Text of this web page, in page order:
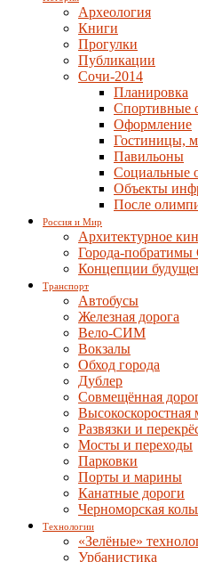
Археология
Книги
Прогулки
Публикации
Сочи-2014
Планировка
Спортивные
Оформление
Гостиницы,
Павильоны
Социальные
Объекты
После
Россия и Мир
Архитектурное
Города-побратимы
Концепции
Транспорт
Автобусы
Железная дорога
Вело-СИМ
Вокзалы
Обход города
Дублер
Совмещённая
Высокоскоростная
Развязки и
Мосты и переходы
Парковки
Порты и марины
Канатные дороги
Черноморская
Технологии
«Зелёные»
Урбанистика